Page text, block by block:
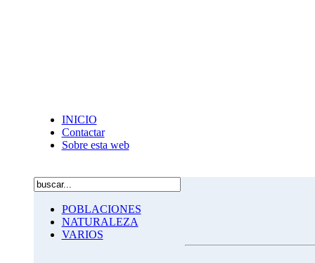
INICIO
Contactar
Sobre esta web
POBLACIONES
NATURALEZA
VARIOS